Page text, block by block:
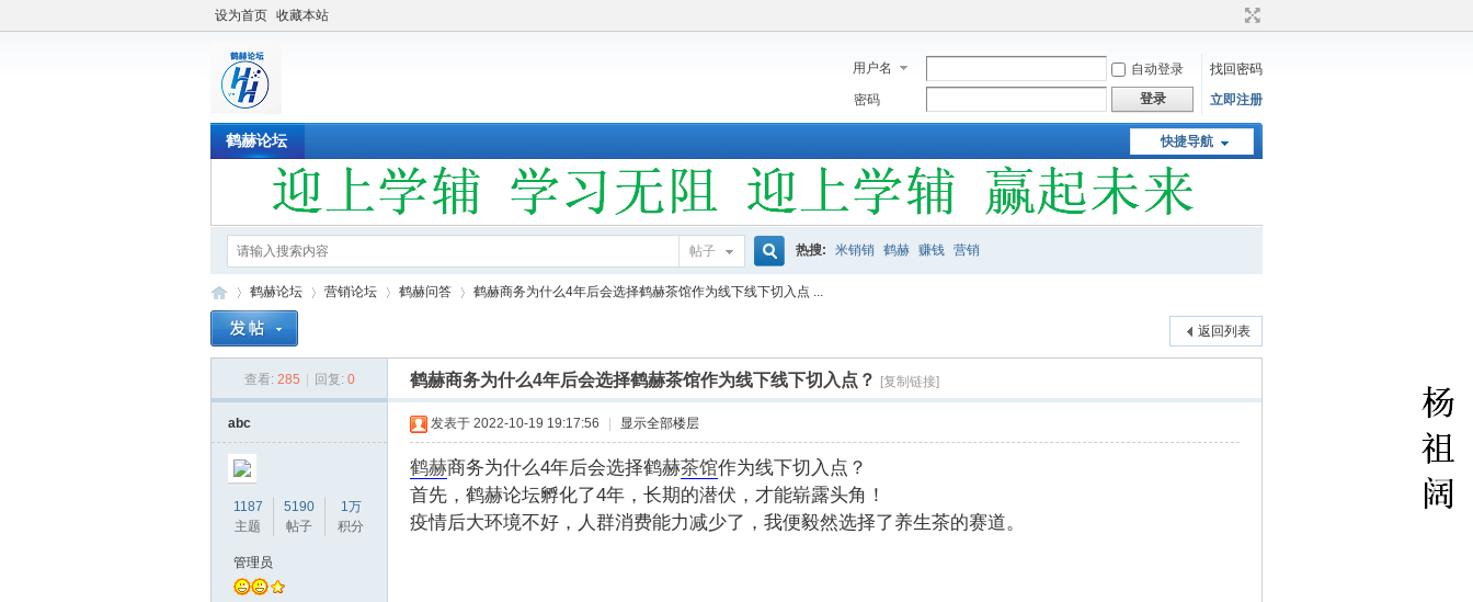
设为首页 收藏本站
用户名 自动登录
找回密码
密码
登录 立即注册
快捷导航
鹤赫论坛
帖子
搜
索
热搜: 米销销 鹤赫 赚钱 营销
鹤赫论坛 营销论坛 鹤赫问答
›
鹤赫商务为什么4年后会选择鹤赫茶馆作为线下线下切入点 ...
返回列表
查看: 285 回复: 0 鹤赫商务为什么4年后会选择鹤赫茶馆作为线下线下切入点？ [复制链接]
abc
1187
主题
5190
帖子
1万
积分
管理员
发表于 2022-10-19 19:17:56 显示全部楼层
鹤赫商务为什么4年后会选择鹤赫茶馆作为线下切入点？
首先，鹤赫论坛孵化了4年，长期的潜伏，才能崭露头角！
疫情后大环境不好，人群消费能力减少了，我便毅然选择了养生茶的赛道。​